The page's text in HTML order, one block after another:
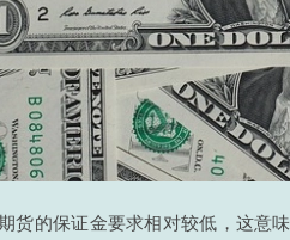
货的保证金要求相对较低，这意